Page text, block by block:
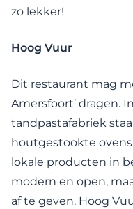
zo lekker!
Hoog Vuur
Dit restaurant mag
Amersfoort’ dragen.
tandpastafabriek
houtgestookte
lokale producten in
modern en open,
af te geven. Hoog